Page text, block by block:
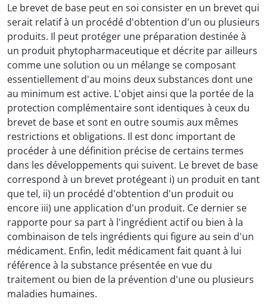
Le brevet de base peut en soi consister en un brevet qui
serait relatif à un procédé d'obtention d'un ou plusieurs
produits. Il peut protéger une préparation destinée à
un produit phytopharmaceutique et décrite par ailleurs
comme une solution ou un mélange se composant
essentiellement d'au moins deux substances dont une
au minimum est active. L'objet ainsi que la portée de la
protection complémentaire sont identiques à ceux du
brevet de base et sont en outre soumis aux mêmes
restrictions et obligations. Il est donc important de
procéder à une définition précise de certains termes
dans les développements qui suivent. Le brevet de base
correspond à un brevet protégeant i) un produit en tant
que tel, ii) un procédé d'obtention d'un produit ou
encore iii) une application d'un produit. Ce dernier se
rapporte pour sa part à l'ingrédient actif ou bien à la
combinaison de tels ingrédients qui figure au sein d'un
médicament. Enfin, ledit médicament fait quant à lui
référence à la substance présentée en vue du
traitement ou bien de la prévention d'une ou plusieurs
maladies humaines.